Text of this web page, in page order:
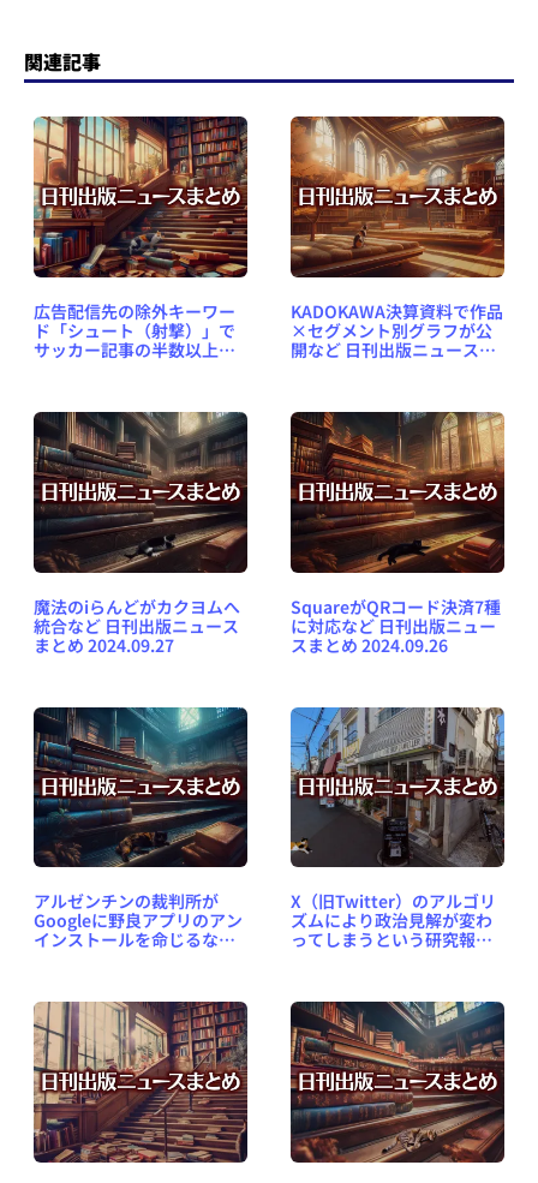
関連記事
広告配信先の除外キーワー
ド「シュート（射撃）」で
サッカー記事の半数以上が
2024.10.01
KADOKAWA決算資料で作品
×セグメント別グラフが公
開など 日刊出版ニュースま
魔法のiらんどがカクヨムへ
統合など 日刊出版ニュース
まとめ 2024.09.27
SquareがQRコード決済7種
に対応など 日刊出版ニュー
スまとめ 2024.09.26
アルゼンチンの裁判所が
Googleに野良アプリのアン
インストールを命じるなど
X（旧Twitter）のアルゴリ
ズムにより政治見解が変わ
ってしまうという研究報告